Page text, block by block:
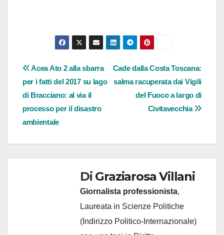
Navigazione
articoli
Cade dalla Costa Toscana:
salma racuperata dai Vigili
del Fuoco a largo di
Civitavecchia
Acea Ato 2 alla sbarra
per i fatti del 2017 su lago
di Bracciano: al via il
processo per il disastro
ambientale
Di Graziarosa Villani
Giornalista professionista,
Laureata in Scienze Politiche
(Indirizzo Politico-Internazionale)